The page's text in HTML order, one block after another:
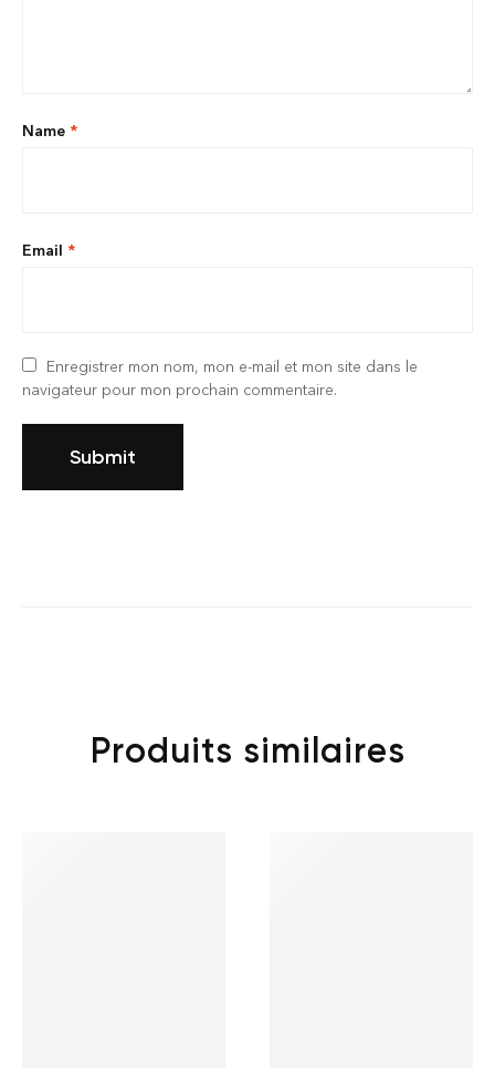
Name *
Email *
Enregistrer mon nom, mon e-mail et mon site dans le
navigateur pour mon prochain commentaire.
Produits similaires